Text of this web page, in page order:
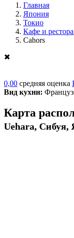
Главная
Япония
Токио
Кафе и
Cahors
✖
0,00 средняя оценка
Вид кухни:
Карта
Uehara, Сибуя,